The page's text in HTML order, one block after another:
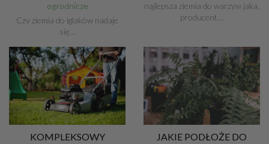
ogrodnicze
Czy ziemia do iglaków nadaje
się…
najlepsza ziemia do warzyw jaka,
producent…
KOMPLEKSOWY
JAKIE PODŁOŻE DO